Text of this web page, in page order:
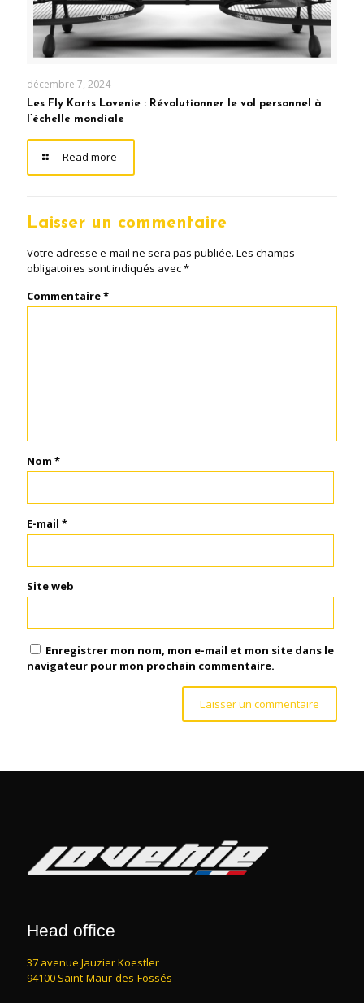
décembre 7, 2024
Les Fly Karts Lovenie : Révolutionner le vol personnel à
l’échelle mondiale
Read more
Laisser un commentaire
Votre adresse e-mail ne sera pas publiée. Les champs
obligatoires sont indiqués avec*
Commentaire*
Nom *
E-mail *
Site web
Enregistrer mon nom, mon e-mail et mon site dans le
navigateur pour mon prochain commentaire.
Head office
37 avenue Jauzier Koestler
94100 Saint-Maur-des-Fossés